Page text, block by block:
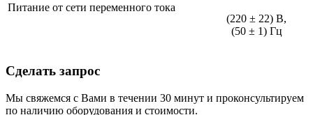
Питание от сети переменного тока
(220 ± 22) В,
(50 ± 1) Гц
Сделать запрос
Мы свяжемся с Вами в течении 30 минут и проконсультируем
по наличию оборудования и стоимости.